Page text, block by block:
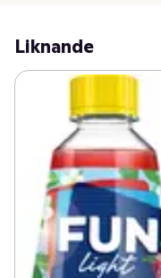
Liknande